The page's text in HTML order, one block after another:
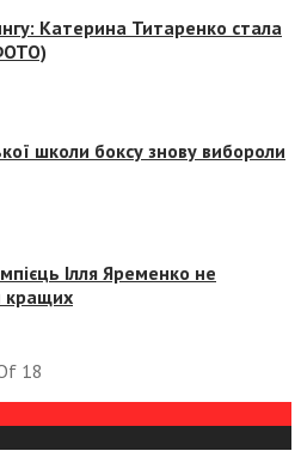
Катерина Титаренко стала
школи боксу знову вибороли
Ілля Яременко не
кращих
18